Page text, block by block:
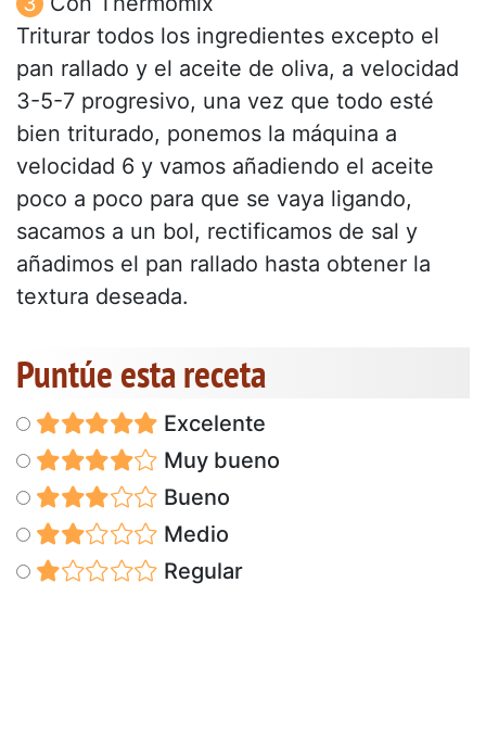
Triturar todos los ingredientes excepto el
pan rallado y el aceite de oliva, a velocidad
3-5-7 progresivo, una vez que todo esté
bien triturado, ponemos la máquina a
velocidad 6 y vamos añadiendo el aceite
poco a poco para que se vaya ligando,
sacamos a un bol, rectificamos de sal y
añadimos el pan rallado hasta obtener la
textura deseada.
Puntúe esta receta
Excelente
Muy bueno
Bueno
Medio
Regular